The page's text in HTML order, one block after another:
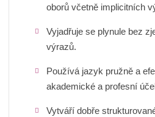
němčinou týkajících se
Poradí si s většinou
Napíše jednoduchý
Rozumí hlavním
diskuzí ve svém oboru.
vést bez zvýšeného úsilí
oborů včetně implicitních
Vyjadřuje se plynule bez
výrazů.
Používá jazyk pružně a
akademické a profesní
Vytváří dobře
103.90 KB
Prováděcí ustanovení zkoušky
Prováděcí ustanovení zkoušky
235.51 KB